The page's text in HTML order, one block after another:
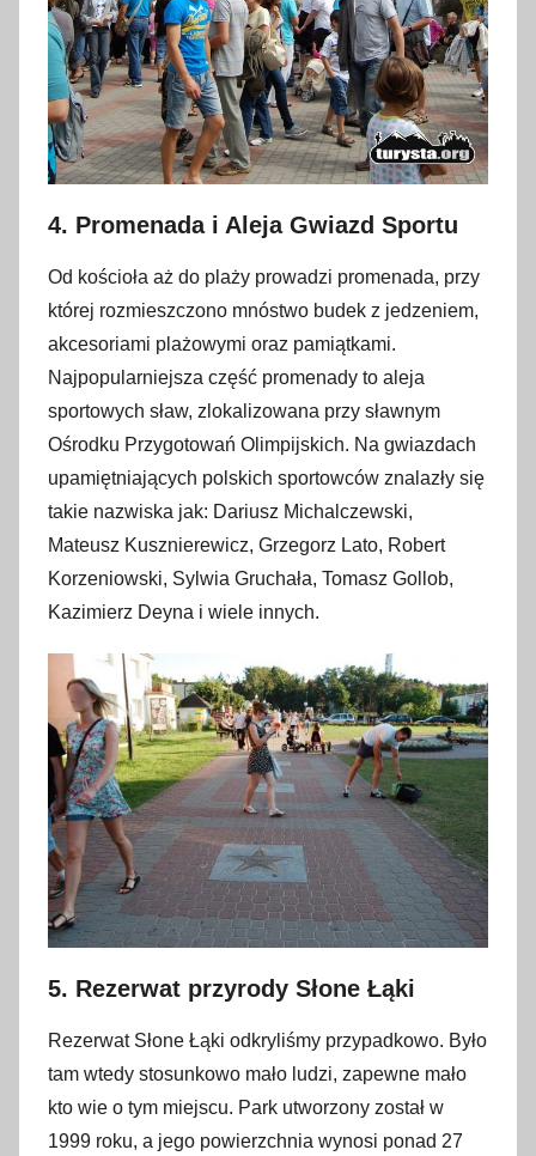
4. Promenada i Aleja Gwiazd Sportu
Od kościoła aż do plaży prowadzi promenada, przy
której rozmieszczono mnóstwo budek z jedzeniem,
akcesoriami plażowymi oraz pamiątkami.
Najpopularniejsza część promenady to aleja
sportowych sław, zlokalizowana przy sławnym
Ośrodku Przygotowań Olimpijskich. Na gwiazdach
upamiętniających polskich sportowców znalazły się
takie nazwiska jak: Dariusz Michalczewski,
Mateusz Kusznierewicz, Grzegorz Lato, Robert
Korzeniowski, Sylwia Gruchała, Tomasz Gollob,
Kazimierz Deyna i wiele innych.
5. Rezerwat przyrody Słone Łąki
Rezerwat Słone Łąki odkryliśmy przypadkowo. Było
tam wtedy stosunkowo mało ludzi, zapewne mało
kto wie o tym miejscu. Park utworzony został w
1999 roku, a jego powierzchnia wynosi ponad 27